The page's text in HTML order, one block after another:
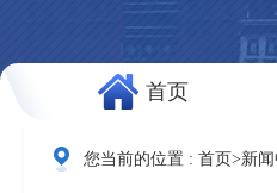
首页
您当前的位置 : 首页>新